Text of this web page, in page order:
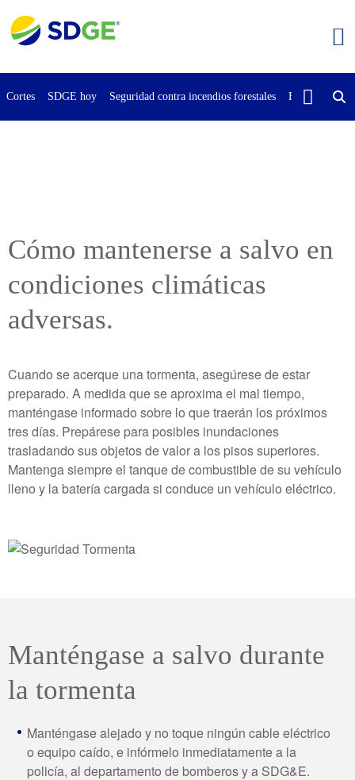
contenido
Cortes SDGE hoy Seguridad contra incendios forestales Buscar
Cómo mantenerse a salvo en
condiciones climáticas
adversas.
Cuando se acerque una tormenta, asegúrese de estar
preparado. A medida que se aproxima el mal tiempo,
manténgase informado sobre lo que traerán los próximos
tres días. Prepárese para posibles inundaciones
trasladando sus objetos de valor a los pisos superiores.
Mantenga siempre el tanque de combustible de su vehículo
lleno y la batería cargada si conduce un vehículo eléctrico.
Manténgase a salvo durante
la tormenta
Manténgase alejado y no toque ningún cable eléctrico
o equipo caído, e infórmelo inmediatamente a la
policía, al departamento de bomberos y a SDG&E.